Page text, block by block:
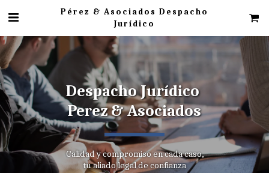
Pérez & Asociados Despacho
Jurídico
Despacho Jurídico
Perez & Asociados
Calidad y compromiso en cada caso,
tu aliado legal de confianza